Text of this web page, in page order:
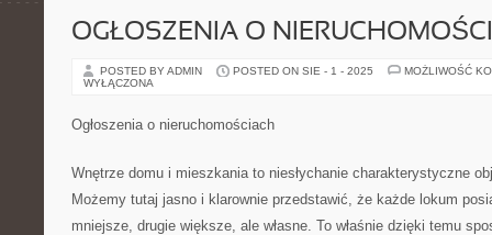
OGŁOSZENIA O
POSTED BY ADMIN POSTED ON SIE - 1 - 2025
MOŻLIWOŚĆ
WYŁĄCZONA
Ogłoszenia o nieruchomościach
Wnętrze domu i mieszkania to niesłychanie charakterystyczne
Możemy tutaj jasno i klarownie przedstawić, że każde lokum
mniejsze, drugie większe, ale własne. To właśnie dzięki temu